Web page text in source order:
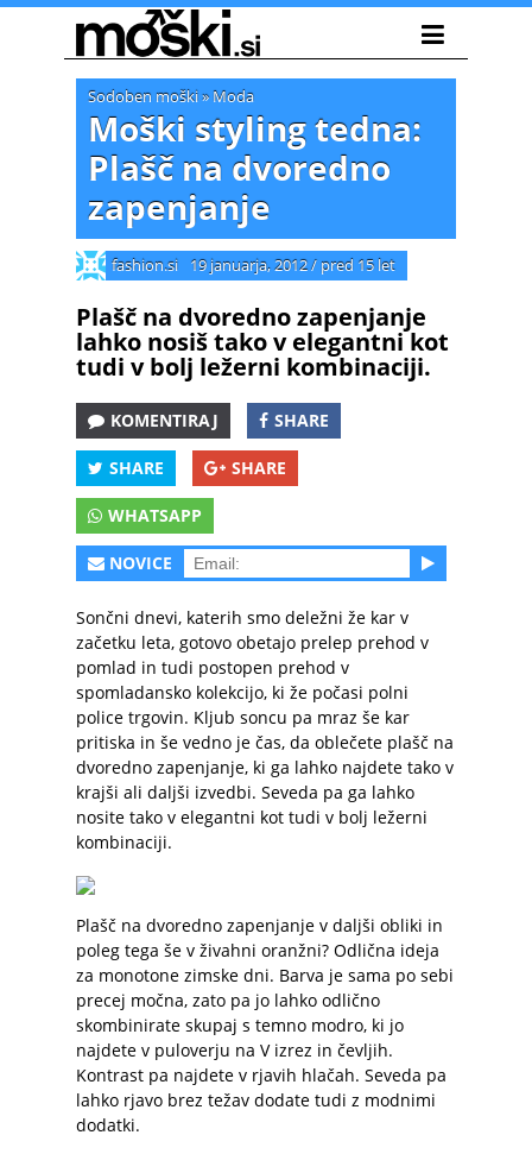
Sodoben moški» Moda
Moški styling tedna:
Plašč na dvoredno
zapenjanje
fashion.si 19 januarja, 2012/ pred 15 let
Plašč na dvoredno zapenjanje
lahko nosiš tako v elegantni kot
tudi v bolj ležerni kombinaciji.
KOMENTIRAJ SHARE
SHARE SHARE
WHATSAPP
NOVICE
Sončni dnevi, katerih smo deležni že kar v
začetku leta, gotovo obetajo prelep prehod v
pomlad in tudi postopen prehod v
spomladansko kolekcijo, ki že počasi polni
police trgovin. Kljub soncu pa mraz še kar
pritiska in še vedno je čas, da oblečete plašč na
dvoredno zapenjanje, ki ga lahko najdete tako v
krajši ali daljši izvedbi. Seveda pa ga lahko
nosite tako v elegantni kot tudi v bolj ležerni
kombinaciji.
Plašč na dvoredno zapenjanje v daljši obliki in
poleg tega še v živahni oranžni? Odlična ideja
za monotone zimske dni. Barva je sama po sebi
precej močna, zato pa jo lahko odlično
skombinirate skupaj s temno modro, ki jo
najdete v puloverju na V izrez in čevljih.
Kontrast pa najdete v rjavih hlačah. Seveda pa
lahko rjavo brez težav dodate tudi z modnimi
dodatki.